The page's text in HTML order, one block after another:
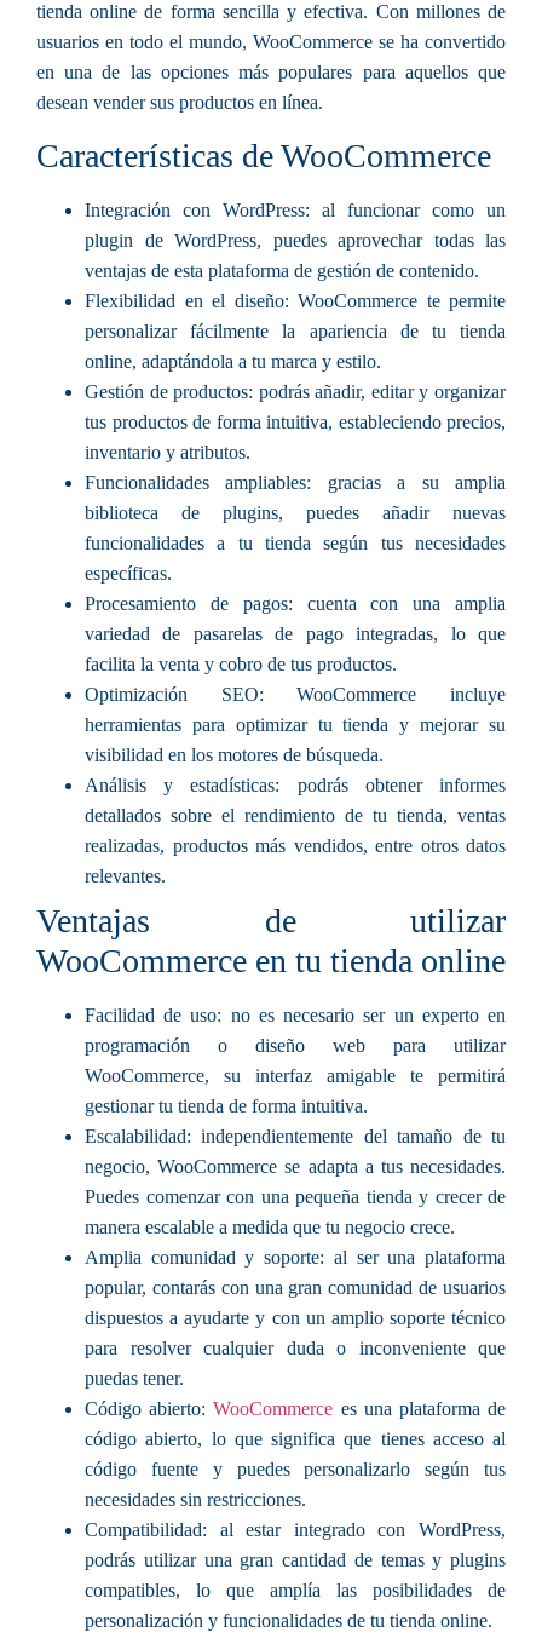
tienda online de forma sencilla y efectiva. Con millones de
usuarios en todo el mundo, WooCommerce se ha convertido
en una de las opciones más populares para aquellos que
desean vender sus productos en línea.
Características de WooCommerce
Integración con WordPress: al funcionar como un
plugin de WordPress, puedes aprovechar todas las
ventajas de esta plataforma de gestión de contenido.
Flexibilidad en el diseño: WooCommerce te permite
personalizar fácilmente la apariencia de tu tienda
online, adaptándola a tu marca y estilo.
Gestión de productos: podrás añadir, editar y organizar
tus productos de forma intuitiva, estableciendo precios,
inventario y atributos.
Funcionalidades ampliables: gracias a su amplia
biblioteca de plugins, puedes añadir nuevas
funcionalidades a tu tienda según tus necesidades
específicas.
Procesamiento de pagos: cuenta con una amplia
variedad de pasarelas de pago integradas, lo que
facilita la venta y cobro de tus productos.
Optimización SEO: WooCommerce incluye
herramientas para optimizar tu tienda y mejorar su
visibilidad en los motores de búsqueda.
Análisis y estadísticas: podrás obtener informes
detallados sobre el rendimiento de tu tienda, ventas
realizadas, productos más vendidos, entre otros datos
relevantes.
Ventajas de utilizar
WooCommerce en tu tienda online
Facilidad de uso: no es necesario ser un experto en
programación o diseño web para utilizar
WooCommerce, su interfaz amigable te permitirá
gestionar tu tienda de forma intuitiva.
Escalabilidad: independientemente del tamaño de tu
negocio, WooCommerce se adapta a tus necesidades.
Puedes comenzar con una pequeña tienda y crecer de
manera escalable a medida que tu negocio crece.
Amplia comunidad y soporte: al ser una plataforma
popular, contarás con una gran comunidad de usuarios
dispuestos a ayudarte y con un amplio soporte técnico
para resolver cualquier duda o inconveniente que
puedas tener.
Código abierto:WooCommerce es una plataforma de
código abierto, lo que significa que tienes acceso al
código fuente y puedes personalizarlo según tus
necesidades sin restricciones.
Compatibilidad: al estar integrado con WordPress,
podrás utilizar una gran cantidad de temas y plugins
compatibles, lo que amplía las posibilidades de
personalización y funcionalidades de tu tienda online.